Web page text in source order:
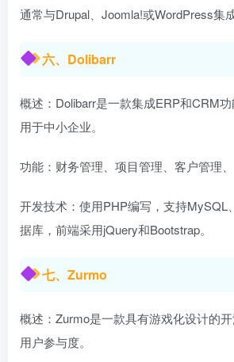
通常与Drupal、Joomla!或WordPress集成
六、Dolibarr
概述：Dolibarr是一款集成ERP和CRM
用于中小企业。
功能：财务管理、项目管理、客户管理、
开发技术：使用PHP编写，支持MySQL
据库，前端采用jQuery和Bootstrap。
七、Zurmo
概述：Zurmo是一款具有游戏化设计的
用户参与度。